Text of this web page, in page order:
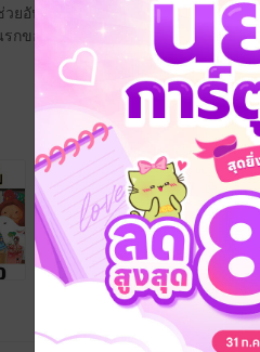
วยอันดับหนึ่งของท่านพญายม
กของโฮสึกิที่เป็นคนเย็นชาและซาดิส